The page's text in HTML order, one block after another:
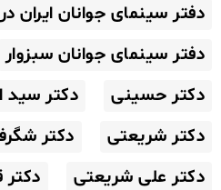
دفتر سینمای جوانان ایران
دفتر سینمای جوانان سبزوار
دکتر حسینی
دکتر سید
دکتر شریعتی
دکتر
دکتر علی شریعتی